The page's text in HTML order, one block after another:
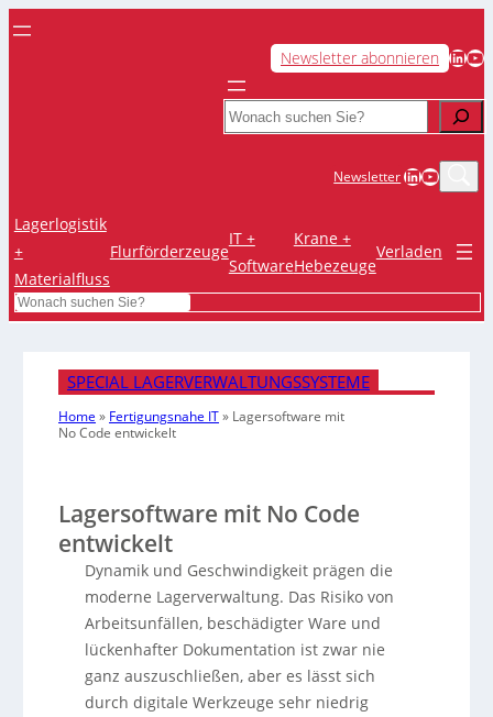
Newsletter abonnieren LinkedIn YouTube
Search
NewsletterLinkedIn
Lagerlogistik
+
Materialfluss
Flurförderzeuge
IT +
Software
Krane +
Hebezeuge
Verladen
Search
SPECIAL LAGERVERWALTUNGSSYSTEME
Home » Fertigungsnahe IT» Lagersoftware mit
No Code entwickelt
Lagersoftware mit No Code
entwickelt
Dynamik und Geschwindigkeit prägen die
moderne Lagerverwaltung. Das Risiko von
Arbeitsunfällen, beschädigter Ware und
lückenhafter Dokumentation ist zwar nie
ganz auszuschließen, aber es lässt sich
durch digitale Werkzeuge sehr niedrig